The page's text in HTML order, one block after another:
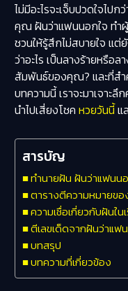
ไม่มีอะไรจะเจ็บปวดใจไป
คุณ ฝันว่าแฟนนอกใจ ทํา
ชวนให้รู้สึกไม่สบายใจ แ
ว่าอะไร เป็นลางร้ายหรือ
สัมพันธ์ของคุณ? และที่สำ
บทความนี้ เราจะมาเจาะ
นำไปเสี่ยงโชค หวยวันนี้แ
สารบัญ
ทำนายฝัน ฝันว่าแฟนน
ตารางตีความหมายข
ความเชื่อเกี่ยวกับฝันใ
ตีเลขเด็ดจากฝันว่าแ
บทสรุป
บทความที่เกี่ยวข้อง